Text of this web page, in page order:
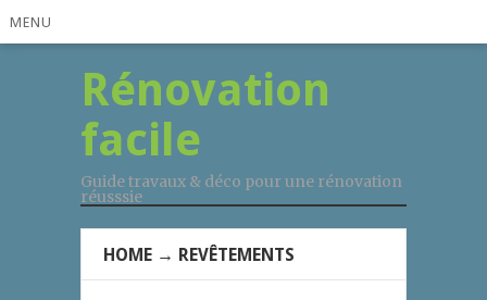
MENU
Rénovation
facile
Guide travaux & déco pour une rénovation
réusssie
HOME → REVÊTEMENTS